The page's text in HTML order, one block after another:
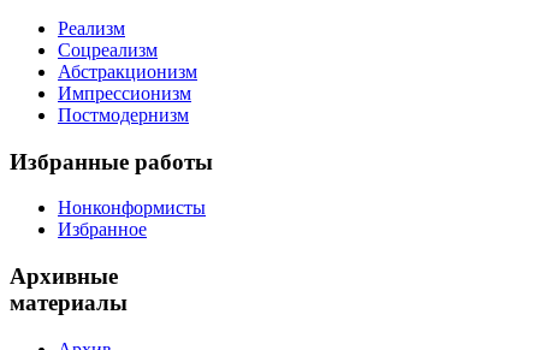
Реализм
Соцреализм
Абстракционизм
Импрессионизм
Постмодернизм
Избранные работы
Нонконформисты
Избранное
Архивные
материалы